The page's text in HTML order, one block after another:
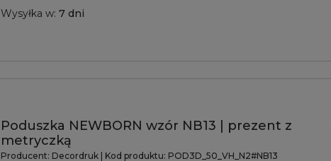
Wysyłka w: 7 dni
Poduszka NEWBORN wzór NB13 | prezent z
metryczką
Producent: Decordruk | Kod produktu: POD3D_50_VH_N2#NB13